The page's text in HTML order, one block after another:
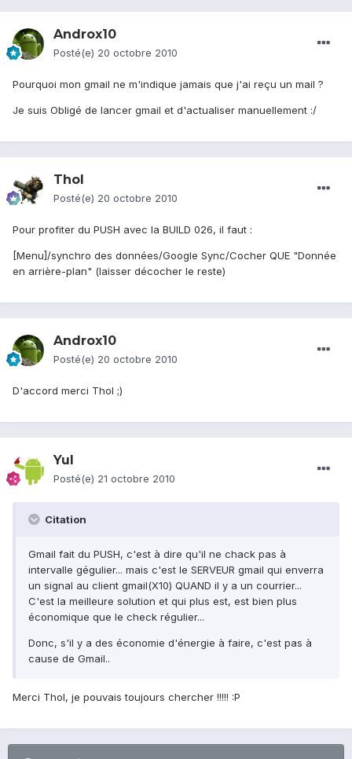
Androx10
Posté(e) 20 octobre 2010
Pourquoi mon gmail ne m'indique jamais que j'ai reçu un mail ?
Je suis Obligé de lancer gmail et d'actualiser manuellement :/
Thol
Posté(e) 20 octobre 2010
Pour profiter du PUSH avec la BUILD 026, il faut :
[Menu]/synchro des données/Google Sync/Cocher QUE "Donnée
en arrière-plan" (laisser décocher le reste)
Androx10
Posté(e) 20 octobre 2010
D'accord merci Thol ;)
Yul
Posté(e) 21 octobre 2010
Citation
Gmail fait du PUSH, c'est à dire qu'il ne chack pas à
intervalle gégulier... mais c'est le SERVEUR gmail qui enverra
un signal au client gmail(X10) QUAND il y a un courrier...
C'est la meilleure solution et qui plus est, est bien plus
économique que le check régulier...
Donc, s'il y a des économie d'énergie à faire, c'est pas à
cause de Gmail..
Merci Thol, je pouvais toujours chercher !!!!! :P